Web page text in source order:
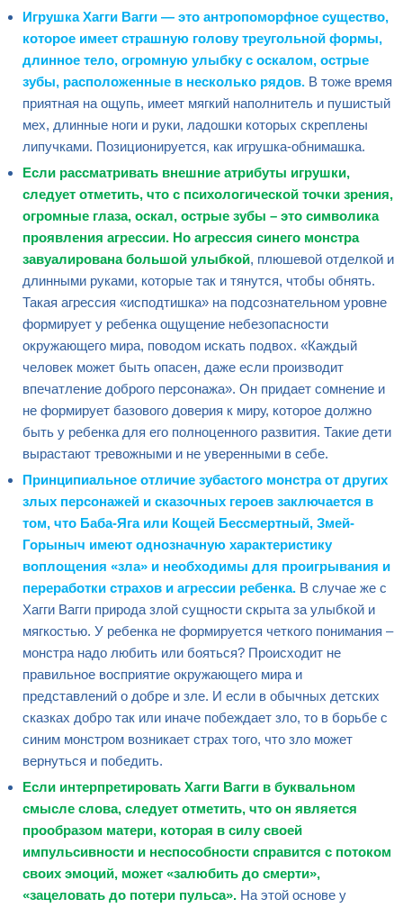
Игрушка Хагги Вагги — это антропоморфное существо,
которое имеет страшную голову треугольной формы,
длинное тело, огромную улыбку с оскалом, острые
зубы, расположенные в несколько рядов. В тоже время
приятная на ощупь, имеет мягкий наполнитель и пушистый
мех, длинные ноги и руки, ладошки которых скреплены
липучками. Позиционируется, как игрушка-обнимашка.
Если рассматривать внешние атрибуты игрушки,
следует отметить, что с психологической точки зрения,
огромные глаза, оскал, острые зубы – это символика
проявления агрессии. Но агрессия синего монстра
завуалирована большой улыбкой, плюшевой отделкой и
длинными руками, которые так и тянутся, чтобы обнять.
Такая агрессия «исподтишка» на подсознательном уровне
формирует у ребенка ощущение небезопасности
окружающего мира, поводом искать подвох. «Каждый
человек может быть опасен, даже если производит
впечатление доброго персонажа». Он придает сомнение и
не формирует базового доверия к миру, которое должно
быть у ребенка для его полноценного развития. Такие дети
вырастают тревожными и не уверенными в себе.
Принципиальное отличие зубастого монстра от других
злых персонажей и сказочных героев заключается в
том, что Баба-Яга или Кощей Бессмертный, Змей-
Горыныч имеют однозначную характеристику
воплощения «зла» и необходимы для проигрывания и
переработки страхов и агрессии ребенка. В случае же с
Хагги Вагги природа злой сущности скрыта за улыбкой и
мягкостью. У ребенка не формируется четкого понимания –
монстра надо любить или бояться? Происходит не
правильное восприятие окружающего мира и
представлений о добре и зле. И если в обычных детских
сказках добро так или иначе побеждает зло, то в борьбе с
синим монстром возникает страх того, что зло может
вернуться и победить.
Если интерпретировать Хагги Вагги в буквальном
смысле слова, следует отметить, что он является
прообразом матери, которая в силу своей
импульсивности и неспособности справится с потоком
своих эмоций, может «залюбить до смерти»,
«зацеловать до потери пульса». На этой основе у